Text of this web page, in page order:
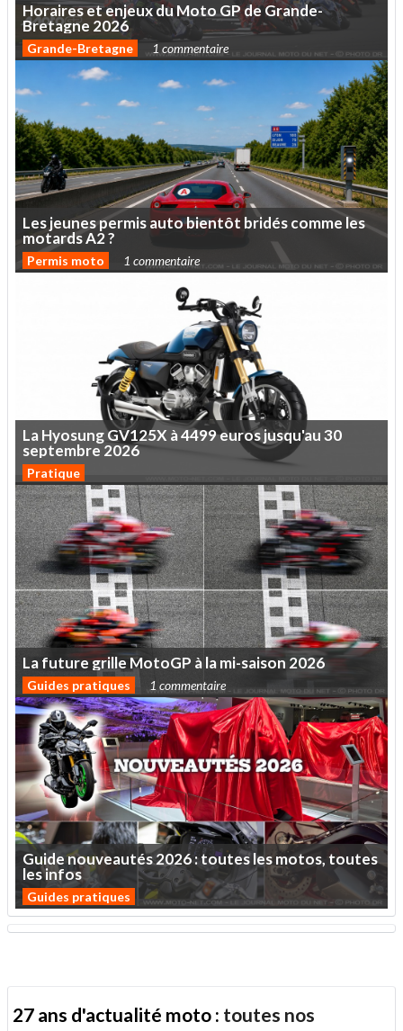
HorairesetenjeuxduMotoGPdeGrande-
Bretagne 2026
Grande-Bretagne 1 commentaire
Lesjeunespermisautobientôt bridéscommeles
motardsA2?
Permis moto 1 commentaire
LaHyosungGV125X à4499eurosjusqu'au30
septembre2026
Pratique
Lafuturegrille MotoGP àlami-saison 2026
Guides pratiques 1 commentaire
Guidenouveautés2026:touteslesmotos,toutes
lesinfos
Guides pratiques
27 ans d'actualité moto : toutes nos